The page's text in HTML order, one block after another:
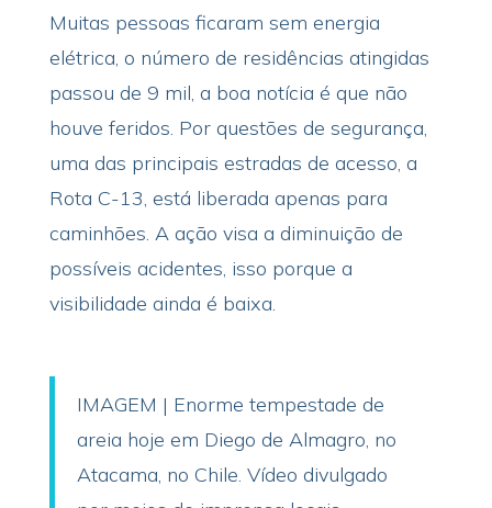
Muitas pessoas ficaram sem energia
elétrica, o número de residências atingidas
passou de 9 mil, a boa notícia é que não
houve feridos. Por questões de segurança,
uma das principais estradas de acesso, a
Rota C-13, está liberada apenas para
caminhões. A ação visa a diminuição de
possíveis acidentes, isso porque a
visibilidade ainda é baixa.
IMAGEM | Enorme tempestade de
areia hoje em Diego de Almagro, no
Atacama, no Chile. Vídeo divulgado